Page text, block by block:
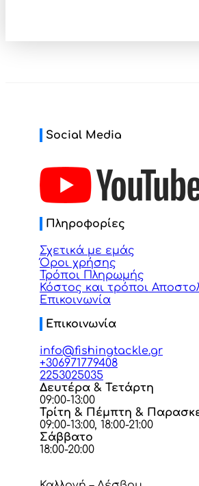
€950,00
Social Media
Πληροφορίες
Σχετικά με εμάς
Όροι χρήσης
Τρόποι Πληρωμής
Κόστος και τρόποι
Επικοινωνία
Επικοινωνία
info@fishingtackle.gr
+306971779408
2253025035
Δευτέρα & Τετάρτη
09:00-13:00
Τρίτη & Πέμπτη &
09:00-13:00, 18:00-21:00
Σάββατο
18:00-20:00